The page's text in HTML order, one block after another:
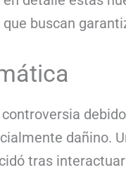
buscan
dañino.
tras